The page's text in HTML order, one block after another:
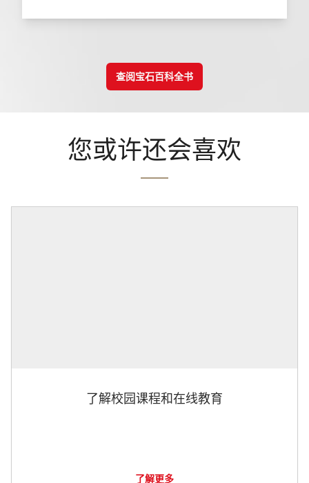
查阅宝石百科全书
您或许还会喜欢
了解校园课程和在线教育
了解更多